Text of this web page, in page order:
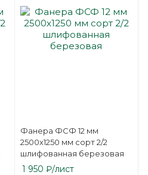
Фанера ФСФ 12 мм
2500х1250 мм сорт 2/2
шлифованная березовая
1 950 ₽/лист